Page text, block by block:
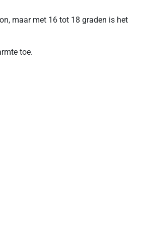
maar met 16 tot 18 graden is het
toe.